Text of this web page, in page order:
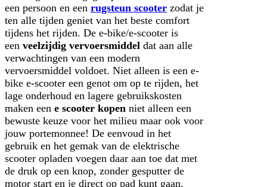
een persoon en een rugsteun scooter zodat je
ten alle tijden geniet van het beste comfort
tijdens het rijden. De e-bike/e-scooter is
een veelzijdig vervoersmiddel dat aan alle
verwachtingen van een modern
vervoersmiddel voldoet. Niet alleen is een e-
bike e-scooter een genot om op te rijden, het
lage onderhoud en lagere gebruikskosten
maken een e scooter kopen niet alleen een
bewuste keuze voor het milieu maar ook voor
jouw portemonnee! De eenvoud in het
gebruik en het gemak van de elektrische
scooter opladen voegen daar aan toe dat met
de druk op een knop, zonder gesputter de
motor start en je direct op pad kunt gaan.